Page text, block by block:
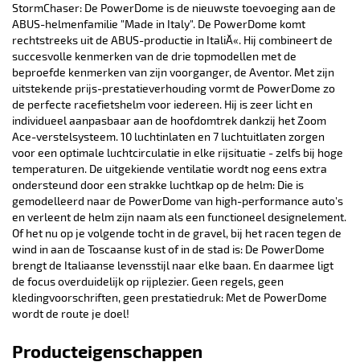
StormChaser: De PowerDome is de nieuwste toevoeging aan de
ABUS-helmenfamilie "Made in Italy". De PowerDome komt
rechtstreeks uit de ABUS-productie in ItaliĂ«. Hij combineert de
succesvolle kenmerken van de drie topmodellen met de
beproefde kenmerken van zijn voorganger, de Aventor. Met zijn
uitstekende prijs-prestatieverhouding vormt de PowerDome zo
de perfecte racefietshelm voor iedereen. Hij is zeer licht en
individueel aanpasbaar aan de hoofdomtrek dankzij het Zoom
Ace-verstelsysteem. 10 luchtinlaten en 7 luchtuitlaten zorgen
voor een optimale luchtcirculatie in elke rijsituatie - zelfs bij hoge
temperaturen. De uitgekiende ventilatie wordt nog eens extra
ondersteund door een strakke luchtkap op de helm: Die is
gemodelleerd naar de PowerDome van high-performance auto's
en verleent de helm zijn naam als een functioneel designelement.
Of het nu op je volgende tocht in de gravel, bij het racen tegen de
wind in aan de Toscaanse kust of in de stad is: De PowerDome
brengt de Italiaanse levensstijl naar elke baan. En daarmee ligt
de focus overduidelijk op rijplezier. Geen regels, geen
kledingvoorschriften, geen prestatiedruk: Met de PowerDome
wordt de route je doel!
Producteigenschappen